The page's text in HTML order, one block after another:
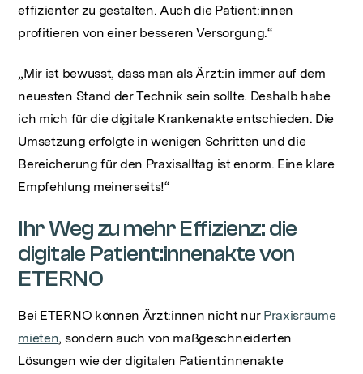
effizienter zu gestalten. Auch die Patient:innen
profitieren von einer besseren Versorgung.“
„Mir ist bewusst, dass man als Ärzt:in immer auf dem
neuesten Stand der Technik sein sollte. Deshalb habe
ich mich für die digitale Krankenakte entschieden. Die
Umsetzung erfolgte in wenigen Schritten und die
Bereicherung für den Praxisalltag ist enorm. Eine klare
Empfehlung meinerseits!“
Ihr Weg zu mehr Effizienz: die
digitale Patient:innenakte von
ETERNO
Bei ETERNO können Ärzt:innen nicht nur Praxisräume
mieten, sondern auch von maßgeschneiderten
Lösungen wie der digitalen Patient:innenakte